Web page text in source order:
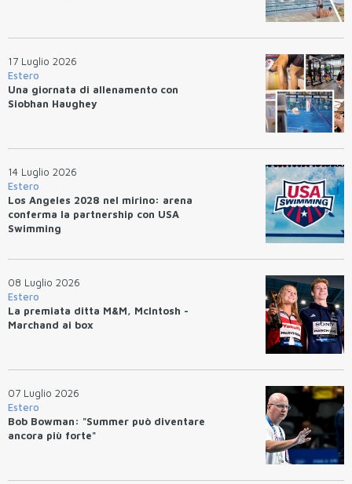
17 Luglio 2026
Estero
Una giornata di allenamento con
Siobhan Haughey
14 Luglio 2026
Estero
Los Angeles 2028 nel mirino: arena
conferma la partnership con USA
Swimming
08 Luglio 2026
Estero
La premiata ditta M&M, McIntosh -
Marchand ai box
07 Luglio 2026
Estero
Bob Bowman: "Summer può diventare
ancora più forte"